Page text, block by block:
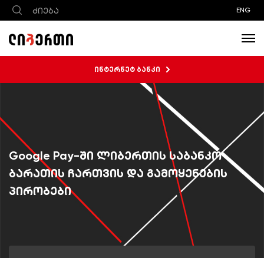
ENG
ინტერნეტ ბანკი
Google Pay-ში ლიბერთის საბანკო
ბარათის ჩართვის და გამოყენების
პირობები